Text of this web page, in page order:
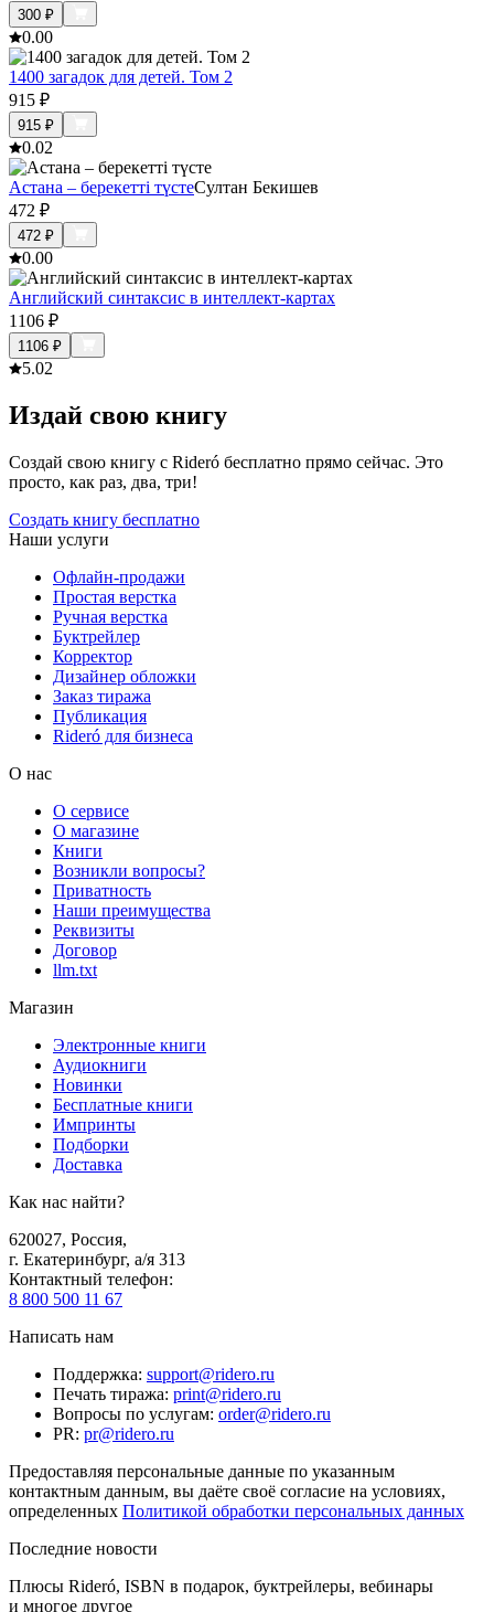
300 ₽
0.00
1400 загадок для детей. Том 2
915 ₽
915 ₽
0.02
Астана – берекетті түстеСултан Бекишев
472 ₽
472 ₽
0.00
Английский синтаксис в интеллект-картах
1106 ₽
1106 ₽
5.02
Издай свою книгу
Создай свою книгу с Rideró бесплатно прямо сейчас. Это
просто, как раз, два, три!
Создать книгу бесплатно
Наши услуги
Офлайн-продажи
Простая верстка
Ручная верстка
Буктрейлер
Корректор
Дизайнер обложки
Заказ тиража
Публикация
Rideró для бизнеса
О нас
О сервисе
О магазине
Книги
Возникли вопросы?
Приватность
Наши преимущества
Реквизиты
Договор
llm.txt
Магазин
Электронные книги
Аудиокниги
Новинки
Бесплатные книги
Импринты
Подборки
Доставка
Как нас найти?
620027, Россия,
г. Екатеринбург, а/я 313
Контактный телефон:
8 800 500 11 67
Написать нам
Поддержка: support@ridero.ru
Печать тиража: print@ridero.ru
Вопросы по услугам: order@ridero.ru
PR: pr@ridero.ru
Предоставляя персональные данные по указанным
контактным данным, вы даёте своё согласие на условиях,
определенных Политикой обработки персональных данных
Последние новости
Плюсы Rideró, ISBN в подарок, буктрейлеры, вебинары
и многое другое